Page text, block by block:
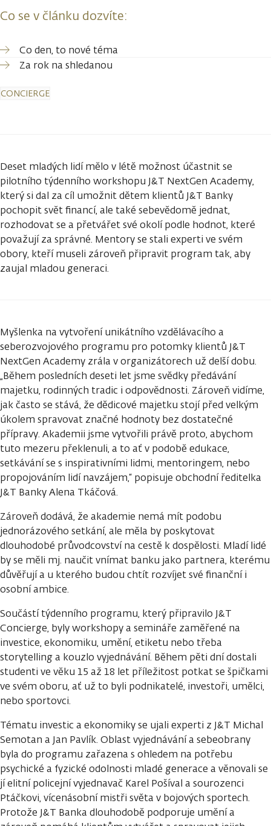
Co se v článku dozvíte:
Co den, to nové téma
Za rok na shledanou
CONCIERGE
Deset mladých lidí mělo v létě možnost účastnit se
pilotního týdenního workshopu J&T NextGen Academy,
který si dal za cíl umožnit dětem klientů J&T Banky
pochopit svět financí, ale také sebevědomě jednat,
rozhodovat se a přetvářet své okolí podle hodnot, které
považují za správné. Mentory se stali experti ve svém
obory, kteří museli zároveň připravit program tak, aby
zaujal mladou generaci.
Myšlenka na vytvoření unikátního vzdělávacího a
seberozvojového programu pro potomky klientů J&T
NextGen Academy zrála v organizátorech už delší dobu.
„Během posledních deseti let jsme svědky předávání
majetku, rodinných tradic i odpovědnosti. Zároveň vidíme,
jak často se stává, že dědicové majetku stojí před velkým
úkolem spravovat značné hodnoty bez dostatečné
přípravy. Akademii jsme vytvořili právě proto, abychom
tuto mezeru překlenuli, a to ať v podobě edukace,
setkávání se s inspirativními lidmi, mentoringem, nebo
propojováním lidí navzájem,“ popisuje obchodní ředitelka
J&T Banky Alena Tkáčová.
Zároveň dodává, že akademie nemá mít podobu
jednorázového setkání, ale měla by poskytovat
dlouhodobé průvodcovství na cestě k dospělosti. Mladí lidé
by se měli mj. naučit vnímat banku jako partnera, kterému
důvěřují a u kterého budou chtít rozvíjet své finanční i
osobní ambice.
Součástí týdenního programu, který připravilo J&T
Concierge, byly workshopy a semináře zaměřené na
investice, ekonomiku, umění, etiketu nebo třeba
storytelling a kouzlo vyjednávání. Během pěti dní dostali
studenti ve věku 15 až 18 let příležitost potkat se špičkami
ve svém oboru, ať už to byli podnikatelé, investoři, umělci,
nebo sportovci.
Tématu investic a ekonomiky se ujali experti z J&T Michal
Semotan a Jan Pavlík. Oblast vyjednávání a sebeobrany
byla do programu zařazena s ohledem na potřebu
psychické a fyzické odolnosti mladé generace a věnovali se
jí elitní policejní vyjednavač Karel Pošíval a sourozenci
Ptáčkovi, vícenásobní mistři světa v bojových sportech.
Protože J&T Banka dlouhodobě podporuje umění a